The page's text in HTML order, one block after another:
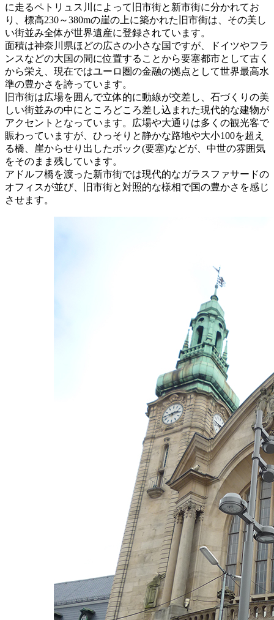
に走るペトリュス川によって旧市街と新市街に分かれてお
り、標高230～380mの崖の上に築かれた旧市街は、その美し
い街並み全体が世界遺産に登録されています。
面積は神奈川県ほどの広さの小さな国ですが、ドイツやフラ
ンスなどの大国の間に位置することから要塞都市として古く
から栄え、現在ではユーロ圏の金融の拠点として世界最高水
準の豊かさを誇っています。
旧市街は広場を囲んで立体的に動線が交差し、石づくりの美
しい街並みの中にところどころ差し込まれた現代的な建物が
アクセントとなっています。広場や大通りは多くの観光客で
賑わっていますが、ひっそりと静かな路地や大小100を超え
る橋、崖からせり出したボック(要塞)などが、中世の雰囲気
をそのまま残しています。
アドルフ橋を渡った新市街では現代的なガラスファサードの
オフィスが並び、旧市街と対照的な様相で国の豊かさを感じ
させます。